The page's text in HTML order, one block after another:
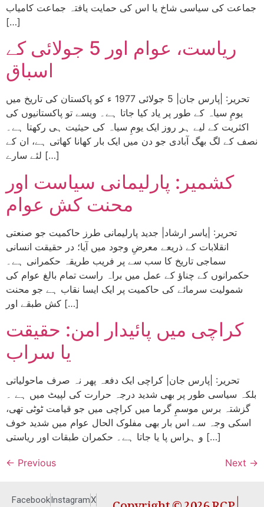
جماعت کی سیاسی شاخ یا اس کی حمایت یافتہ جماعت کامیاب
[…]
ریاست، عوام اور 5 جولائی کے
اسباق
تحریر: |پارس جان| 5 جولائی 1977 ء کو پاکستان کی تاریخ میں
یومِ سیاہ کے طور پر یاد کیا جاتا ہے۔ ویسے تو پاکستانیوں کی
اکثریت کے لیے ہر روز ایک یومِ سیاہ کی حیثیت ہی رکھتا ہے۔
نصف کے لگ بھگ آبادی جو دن میں ایک بار کھانا کھاتی ہے، ان کے
لئے سارے […]
کشمیر: پارلیمانی سیاست اور
محنت کش عوام
تحریر: |یاسر ارشاد| جدید پارلیمانی طرز حاکمیت جو صنعتی
انقلابات کے ذریعے معرضِ وجود میں آیا؛ در حقیقت انسانی
سماجی تاریخ کا سب سے پر فریب طریقہ حکمرانی ہے۔
حکمرانوں کے چناؤ کے عمل میں براہ راست تمام بالغ عوام کی
شمولیت سرمائے کی حاکمیت پر ایک ایسا نقاب ہے جو محنت
کش طبقے اور […]
کراچی میں پائیدار امن: حقیقت
یا سراب
تحریر: |پارس جان| کراچی ایک دفعہ پھر نہ صرف ماحولیاتی
بلکہ سیاسی طور پر بھی شدید درجہ حرارت کی لپیٹ میں ہے ۔
گزشتہ برس موسمِ گرما میں کراچی میں جو قیامت ٹوٹی تھی،
اسکی وجہ سے اس بار بھی مفلوک الحال عوام میں شدید خوف
و ہراس پا یا جاتا ہے۔ حکمران طبقات اور ریاستی […]
← Previous Next →
FacebookInstagramX